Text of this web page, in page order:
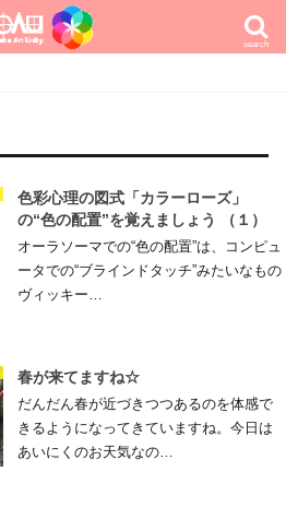
search
色彩心理の図式「カラーローズ」
の“色の配置”を覚えましょう （１）
オーラソーマでの“色の配置”は、コンピュ
ータでの“ブラインドタッチ”みたいなもの
ヴィッキー…
春が来てますね☆
だんだん春が近づきつつあるのを体感で
きるようになってきていますね。今日は
あいにくのお天気なの…